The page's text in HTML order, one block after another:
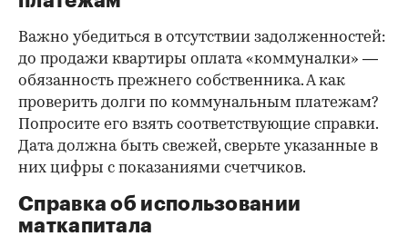
Важно убедиться в отсутствии задолженностей:
до продажи квартиры оплата «коммуналки» —
обязанность прежнего собственника. А как
проверить долги по коммунальным платежам?
Попросите его взять соответствующие справки.
Дата должна быть свежей, сверьте указанные в
них цифры с показаниями счетчиков.
Справка об использовании
маткапитала